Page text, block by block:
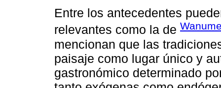
Entre los antecedentes
relevantes como la de
mencionan que las
paisaje como lugar único y
gastronómico determinado